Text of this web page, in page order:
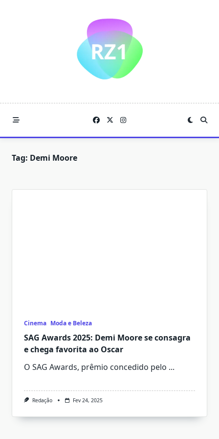
Tag: Demi Moore
Cinema Moda e Beleza
SAG Awards 2025: Demi Moore se consagra
e chega favorita ao Oscar
O SAG Awards, prêmio concedido pelo ...
Redação Fev 24, 2025